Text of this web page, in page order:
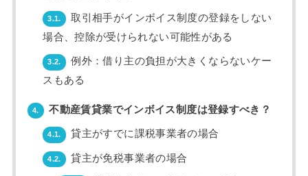
3.1.
取引相手がインボイス制度の登録をしない
場合、控除が受けられない可能性がある
3.2.
例外：借り主の負担が大きくならないケー
スもある
4. 不動産賃貸業でインボイス制度は登録すべき？
4.1. 貸主がすでに課税事業者の場合
4.2. 貸主が免税事業者の場合